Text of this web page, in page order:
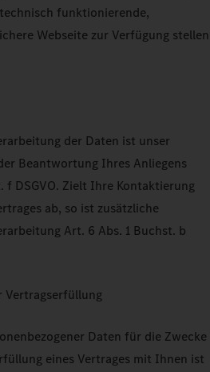
funktionierende,
Webseite zur Verfügung stellen
der Daten ist unser
Beantwortung Ihres Anliegens
f DSGVO. Zielt Ihre Kontaktierung
ab, so ist zusätzliche
Art. 6 Abs. 1 Buchst. b
Vertragserfüllung
Daten für die Zwecke
eines Vertrages mit Ihnen ist